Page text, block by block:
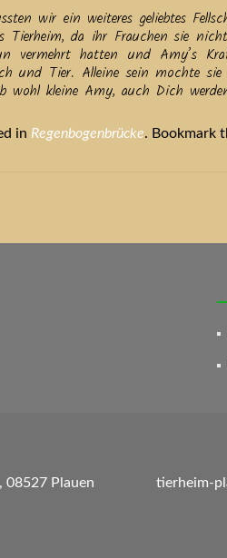
wir ein weiteres geliebtes
da ihr Frauchen sie
vermehrt hatten und Amy’s
und Tier. Alleine sein mochte
wohl kleine Amy, auch Dich
in Regenbogenbrücke. Bookmark
08527 Plauen tierheim-